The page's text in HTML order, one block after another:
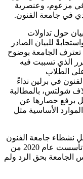
مزعوم، وعنصرية
في جامعة الفنون.
بيان حول تداولات
للبيان الصادر
تعترف الجامعة بوضوح
الذي تسببت فيه
الطلاب
في برلين نداءً
شولتس، بالمطالبة
برفع حصارها عن
الأساسية مثل
نشطاء جامعة الفنون
المتقاطع مع بيان حركة "اللا عنصرية" التي تأسست عام 2020 من
بحق الرد ولم